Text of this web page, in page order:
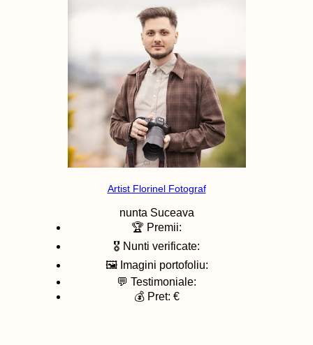
Artist Florinel Fotograf
nunta Suceava
🏆 Premii:
🎖️ Nunti verificate:
🖼️ Imagini portofoliu:
💬 Testimoniale:
💰 Pret: €